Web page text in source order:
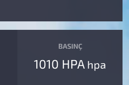
BASINÇ
1010 HPA hpa